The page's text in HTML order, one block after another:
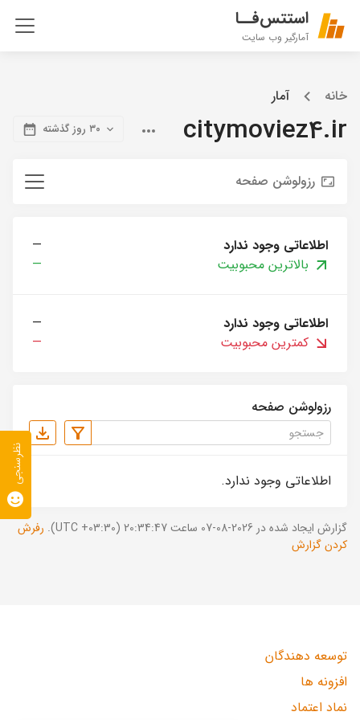
استتس‌فــا
آمارگیر وب سایت
خانه آمار
citymoviez4.ir ۳۰ روز گذشته
رزولوشن صفحه
اطلاعاتی وجود ندارد
—
بالاترین محبوبیت
—
اطلاعاتی وجود ندارد
—
کمترین محبوبیت
—
رزولوشن صفحه
اطلاعاتی وجود ندارد.
گزارش ایجاد شده در 2026-08-07 ساعت 20:34:47 (UTC +03:30).
رفرش
کردن گزارش
توسعه دهندگان
افزونه ها
نماد اعتماد
نظرسنجی